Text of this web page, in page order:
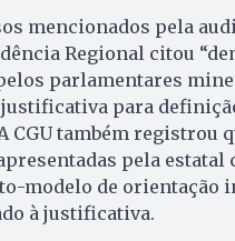
mencionados pela
Regional citou
parlamentares
para
CGU também registrou
pela estatal
modelo de orientação
à justificativa.